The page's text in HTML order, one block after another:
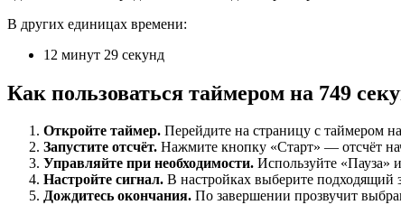
HANDY
В других единицах времени:
12 минут 29 секунд
Как пользоваться таймером на 749
Откройте таймер. Перейдите на страницу с таймером
Запустите отсчёт. Нажмите кнопку «Старт» — отсчёт
Управляйте при необходимости. Используйте «Пауза»
Настройте сигнал. В настройках выберите подходящий
Дождитесь окончания. По завершении прозвучит